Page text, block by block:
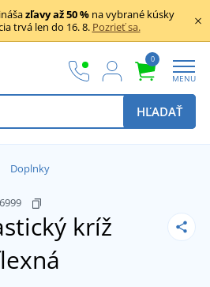
zľavy až 50 %na vybrané kúsky
trvá len do 16. 8. Pozrieť sa.
0
MENU
HĽADAŤ
Doplnky
kríž